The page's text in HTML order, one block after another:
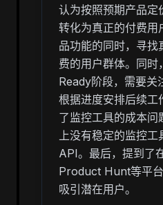
认为按照预期产品定
转化为真正的付费用
品功能的同时，寻找
费的用户群体。同时
Ready阶段，需要关
根据进度安排后续工
了监控工具的成本问
上没有稳定的监控工
API。最后，提到了
Product Hunt等平
吸引潜在用户。